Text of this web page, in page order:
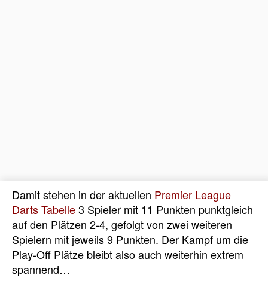
Damit stehen in der aktuellen Premier League
Darts Tabelle3 Spieler mit 11 Punkten punktgleich
auf den Plätzen 2-4, gefolgt von zwei weiteren
Spielern mit jeweils 9 Punkten. Der Kampf um die
Play-Off Plätze bleibt also auch weiterhin extrem
spannend…